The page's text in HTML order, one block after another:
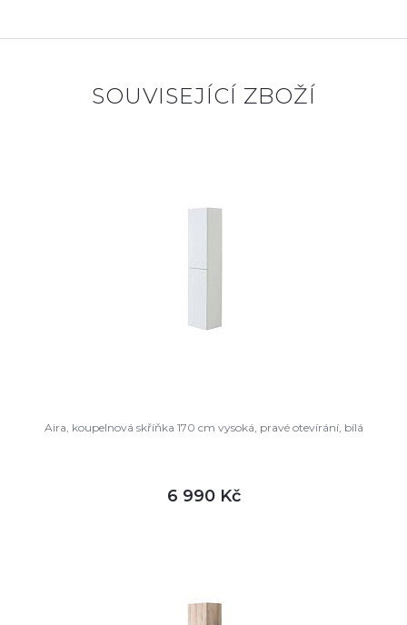
SOUVISEJÍCÍ ZBOŽÍ
Aira, koupelnová skříňka 170 cm vysoká, pravé otevírání, bílá
6 990 Kč